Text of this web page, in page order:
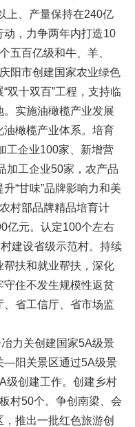
上、产量保持在240亿
动，力争两年内打造10
五百亿级和牛、羊、
阳市创建国家农业绿色
双十双百”工程，支持临
实施油橄榄产业发展
橄榄产业体系。培育
工企业100家、新增营
加工企业50家，农产品
“甘味”品牌影响力和美
村部品牌精品培育计
亿元。认定100个左右
建设省级示范村。持续
扶和就业帮扶，深化
住不发生规模性返贫
省工信厅、省市场监
力关创建国家5A级景
—阳关景区通过5A级景
级创建工作。创建乡村
村50个。争创南梁、会
推出一批红色旅游创